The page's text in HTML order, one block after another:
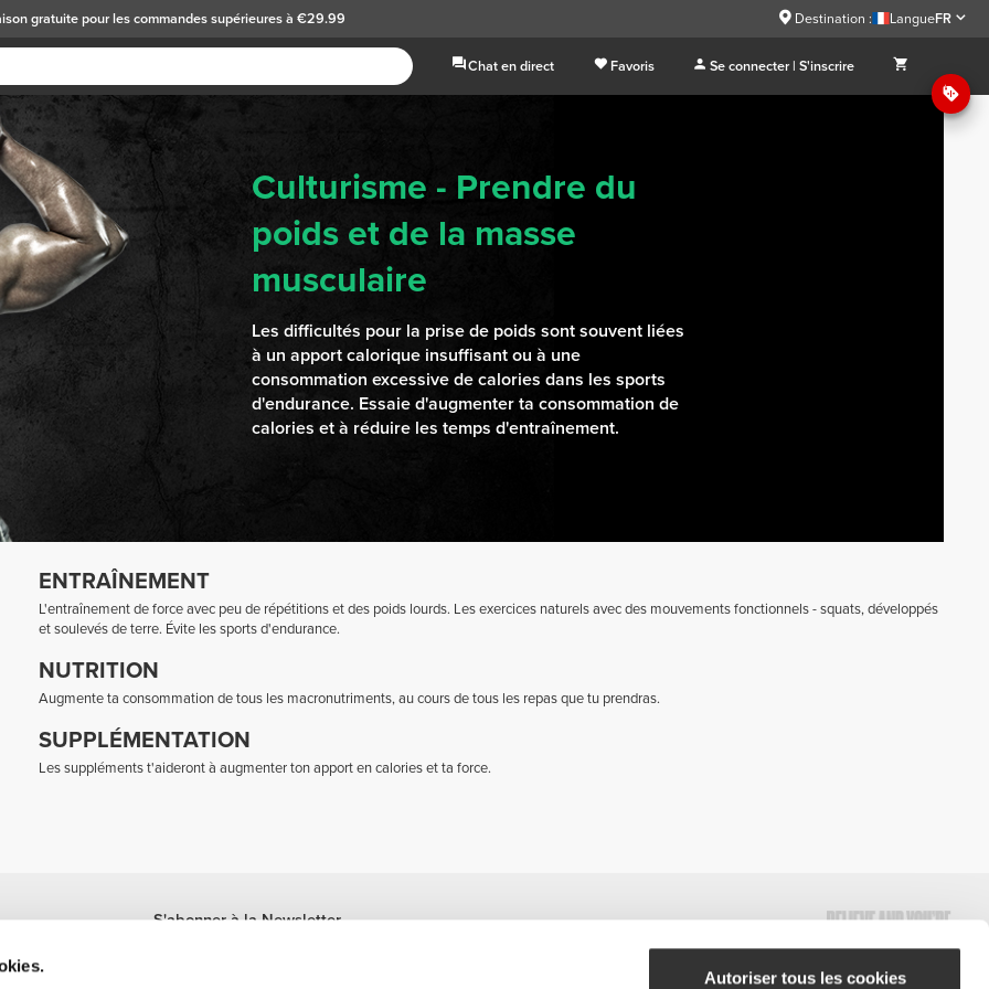
Autoriser tous les cookies
gratuitepour les commandes supérieures à €29.99 Destination : LangueFR
Chat en direct Favoris Se connecter | S'inscrire
Culturisme - Prendre du
poids et de la masse
musculaire
Les difficultés pour la prise de poids sont souvent liées
à un apport calorique insuffisant ou à une
consommation excessive de calories dans les sports
d'endurance. Essaie d'augmenter ta consommation de
calories et à réduire les temps d'entraînement.
ENTRAÎNEMENT
L'entraînement de force avec peu de répétitions et des poids lourds. Les exercices naturels avec des mouvements fonctionnels - squats, développés
et soulevés de terre. Évite les sports d'endurance.
NUTRITION
Augmente ta consommation de tous les macronutriments, au cours de tous les repas que tu prendras.
SUPPLÉMENTATION
Les suppléments t'aideront à augmenter ton apport en calories et ta force.
S'abonner à la Newsletter